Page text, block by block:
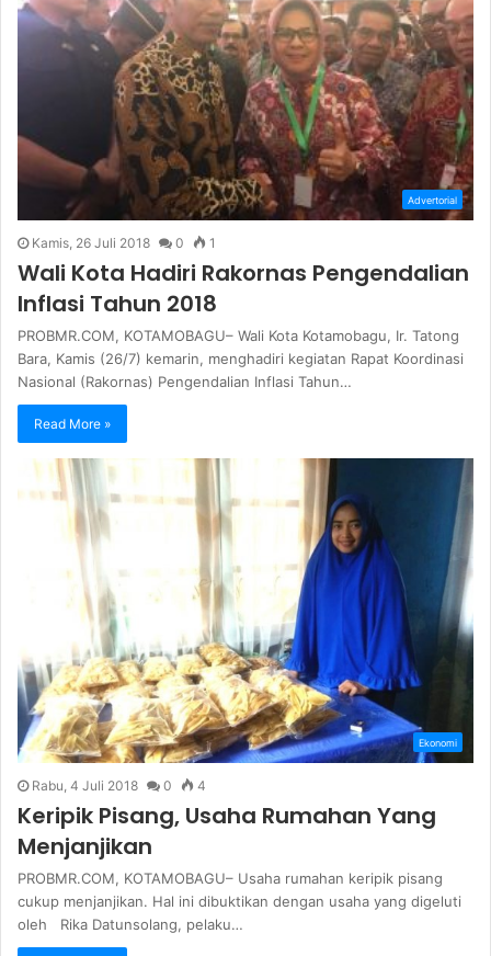
Advertorial
Kamis, 26 Juli 2018 0 1
Wali Kota Hadiri Rakornas Pengendalian
Inflasi Tahun 2018
PROBMR.COM, KOTAMOBAGU– Wali Kota Kotamobagu, Ir. Tatong
Bara, Kamis (26/7) kemarin, menghadiri kegiatan Rapat Koordinasi
Nasional (Rakornas) Pengendalian Inflasi Tahun…
Read More »
Ekonomi
Rabu, 4 Juli 2018 0 4
Keripik Pisang, Usaha Rumahan Yang
Menjanjikan
PROBMR.COM, KOTAMOBAGU– Usaha rumahan keripik pisang
cukup menjanjikan. Hal ini dibuktikan dengan usaha yang digeluti
oleh Rika Datunsolang, pelaku…